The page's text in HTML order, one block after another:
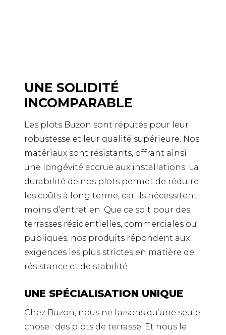
UNE SOLIDITÉ
INCOMPARABLE
Les plots Buzon sont réputés pour leur
robustesse et leur qualité supérieure. Nos
matériaux sont résistants, offrant ainsi
une longévité accrue aux installations. La
durabilité de nos plots permet de réduire
les coûts à long terme, car ils nécessitent
moins d’entretien. Que ce soit pour des
terrasses résidentielles, commerciales ou
publiques, nos produits répondent aux
exigences les plus strictes en matière de
résistance et de stabilité.
UNE SPÉCIALISATION UNIQUE
Chez Buzon, nous ne faisons qu’une seule
chose : des plots de terrasse. Et nous le